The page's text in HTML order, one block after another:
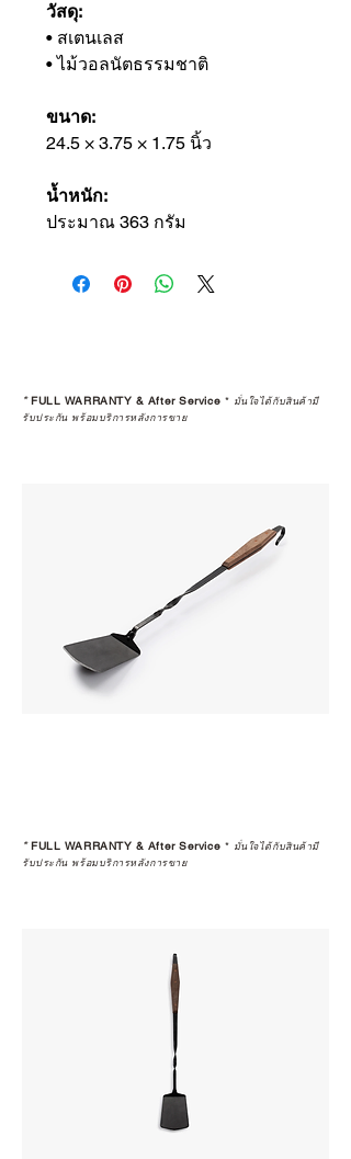
วัสดุ:
• สเตนเลส
• ไม้วอลนัตธรรมชาติ
ขนาด:
24.5 × 3.75 × 1.75 นิ้ว
น้ำหนัก:
ประมาณ 363 กรัม
*FULL WARRANTY & After Service * มั่นใจได้กับสินค้ามี
รับประกัน พร้อมบริการหลังการขาย
*FULL WARRANTY & After Service * มั่นใจได้กับสินค้ามี
รับประกัน พร้อมบริการหลังการขาย